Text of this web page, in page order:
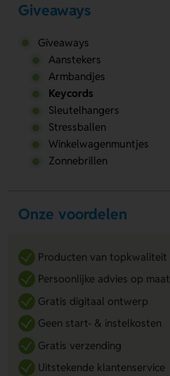
Giveaways
Giveaways
Aanstekers
Armbandjes
Keycords
Sleutelhangers
Stressballen
Winkelwagenmuntjes
Zonnebrillen
Onze voordelen
Producten van topkwaliteit
Persoonlijke advies op maat
Gratis digitaal ontwerp
Geen start- & instelkosten
Gratis verzending
Uitstekende klantenservice